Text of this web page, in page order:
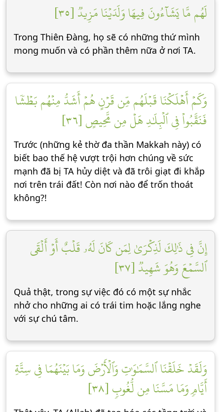
لَهُم مَّا يَشَآءُونَ فِيهَا وَلَدَيۡنَا مَزِيدٞ [٣٥]
Trong Thiên Đàng, họ sẽ có những thứ mình
mong muốn và có phần thêm nữa ở nơi TA.
وَكَمۡ أَهۡلَكۡنَا قَبۡلَهُم مِّن قَرۡنٍ هُمۡ أَشَدُّ مِنۡهُم بَطۡشٗا
فَنَقَّبُواْ فِي ٱلۡبِلَٰدِ هَلۡ مِن مَّحِيصٍ [٣٦]
Trước (những kẻ thờ đa thần Makkah này) có
biết bao thế hệ vượt trội hơn chúng về sức
mạnh đã bị TA hủy diệt và đã trôi giạt đi khắp
nơi trên trái đất! Còn nơi nào để trốn thoát
không?!
إِنَّ فِي ذَٰلِكَ لَذِكۡرَىٰ لِمَن كَانَ لَهُۥ قَلۡبٌ أَوۡ أَلۡقَى
ٱلسَّمۡعَ وَهُوَ شَهِيدٞ [٣٧]
Quả thật, trong sự việc đó có một sự nhắc
nhở cho những ai có trái tim hoặc lắng nghe
với sự chú tâm.
وَلَقَدۡ خَلَقۡنَا ٱلسَّمَٰوَٰتِ وَٱلۡأَرۡضَ وَمَا بَيۡنَهُمَا فِي سِتَّةِ
أَيَّامٖ وَمَا مَسَّنَا مِن لُّغُوبٖ [٣٨]